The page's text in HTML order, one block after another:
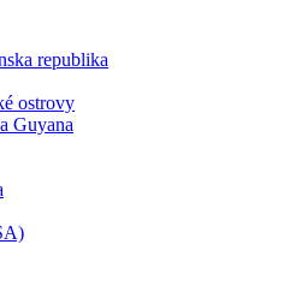
republika
ostrovy
Guyana